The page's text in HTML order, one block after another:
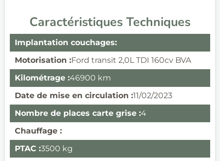
Caractéristiques Techniques
Implantation couchages:
Motorisation :Ford transit 2,0L TDI 160cv BVA
Kilométrage :46900 km
Date de mise en circulation :11/02/2023
Nombre de places carte grise :4
Chauffage :
PTAC :3500 kg